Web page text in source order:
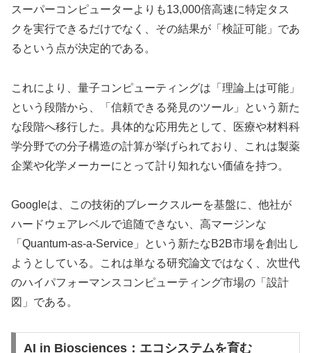
スーパーコンピューターよりも13,000倍高速に特定タス
クを実行できるだけでなく、その結果が「検証可能」であ
るという点が決定的である。
これにより、量子コンピューティングは「理論上は可能」
という段階から、「信頼できる発見のツール」という新た
な段階へ移行した。具体的な応用先として、医療や材料科
学分野での分子構造の計算が挙げられており、これは製薬
企業や化学メーカーにとって計り知れない価値を持つ。
Googleは、この技術的ブレークスルーを基盤に、他社が
ハードウェアレベルで追随できない、高マージンな
「Quantum-as-a-Service」という新たなB2B市場を創出し
ようとしている。これは単なる研究論文ではなく、次世代
のハイパフォーマンスコンピューティング市場の「設計
図」である。
AI in Biosciences：エコシステムを育む